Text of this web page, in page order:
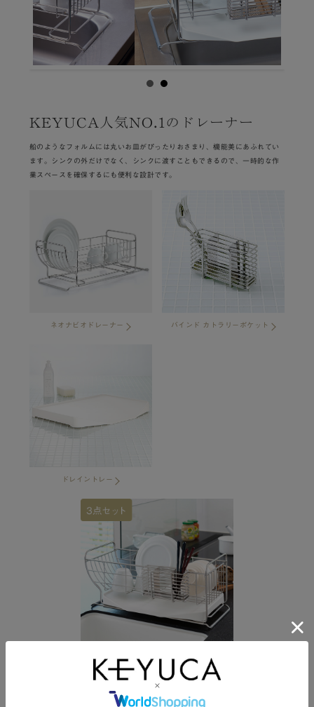
KEYUCA人気NO.1のドレーナー
船のようなフォルムには丸いお皿がぴったりおさまり、機能美にあふれてい
ます。シンクの外だけでなく、シンクに渡すこともできるので、一時的な作
業スペースを確保するにも便利な設計です。
ネオナビオドレーナー バインド カトラリーポケット
ドレイントレー
単品でも揃えられますが、ドレーナー本体に合うトレ
ー、カトラリーポケットの揃ったセット商品もご用意